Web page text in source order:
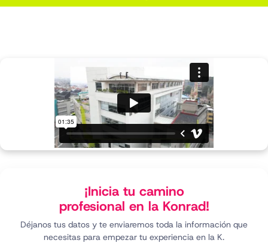
¡Inicia tu camino
profesional en la Konrad!
Déjanos tus datos y te enviaremos toda la información que
necesitas para empezar tu experiencia en la K.